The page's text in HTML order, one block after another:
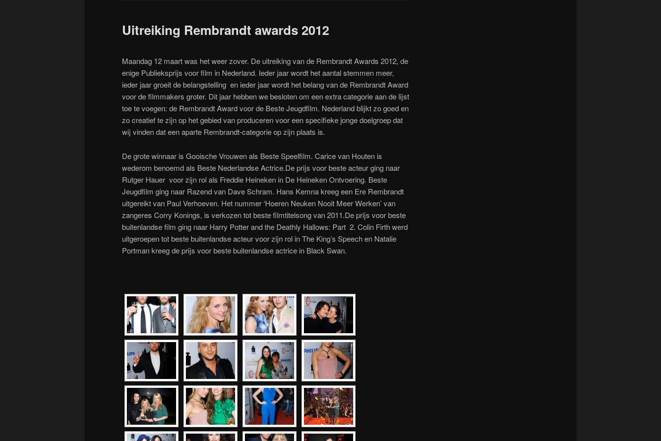
Uitreiking Rembrandt awards 2012
Maandag 12 maart was het weer zover. De uitreiking van de Rembrandt Awards 2012, de
enige Publieksprijs voor film in Nederland. Ieder jaar wordt het aantal stemmen meer,
ieder jaar groeit de belangstelling en ieder jaar wordt het belang van de Rembrandt Award
voor de filmmakers groter. Dit jaar hebben we besloten om een extra categorie aan de lijst
toe te voegen: de Rembrandt Award voor de Beste Jeugdfilm. Nederland blijkt zo goed en
zo creatief te zijn op het gebied van produceren voor een specifieke jonge doelgroep dat
wij vinden dat een aparte Rembrandt-categorie op zijn plaats is.
De grote winnaar is Gooische Vrouwen als Beste Speelfilm. Carice van Houten is
wederom benoemd als Beste Nederlandse Actrice.De prijs voor beste acteur ging naar
Rutger Hauer voor zijn rol als Freddie Heineken in De Heineken Ontvoering. Beste
Jeugdfilm ging naar Razend van Dave Schram. Hans Kemna kreeg een Ere Rembrandt
uitgereikt van Paul Verhoeven. Het nummer ‘Hoeren Neuken Nooit Meer Werken’ van
zangeres Corry Konings, is verkozen tot beste filmtitelsong van 2011.De prijs voor beste
buitenlandse film ging naar Harry Potter and the Deathly Hallows: Part 2. Colin Firth werd
uitgeroepen tot beste buitenlandse acteur voor zijn rol in The King’s Speech en Natalie
Portman kreeg de prijs voor beste buitenlandse actrice in Black Swan.